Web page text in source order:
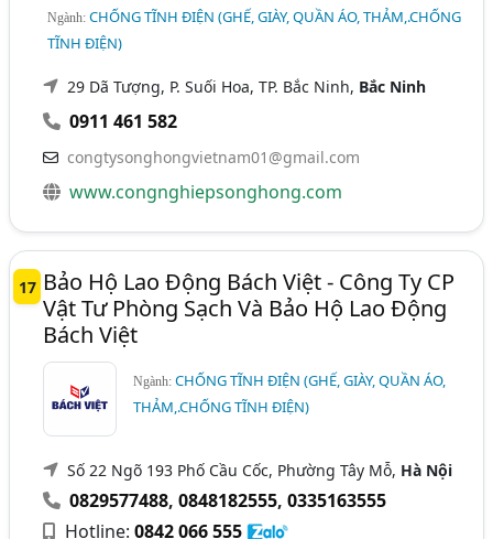
Ngành:CHỐNG TĨNH ĐIỆN (GHẾ, GIÀY, QUẦN ÁO, THẢM,.CHỐNG
TĨNH ĐIỆN)
29 Dã Tượng, P. Suối Hoa, TP. Bắc Ninh, Bắc Ninh
0911 461 582
congtysonghongvietnam01@gmail.com
www.congnghiepsonghong.com
17 Bảo Hộ Lao Động Bách Việt - Công Ty CP
Vật Tư Phòng Sạch Và Bảo Hộ Lao Động
Bách Việt
Ngành:CHỐNG TĨNH ĐIỆN (GHẾ, GIÀY, QUẦN ÁO,
THẢM,.CHỐNG TĨNH ĐIỆN)
Số 22 Ngõ 193 Phố Cầu Cốc, Phường Tây Mỗ, Hà Nội
0829577488,0848182555,0335163555
Hotline:0842 066 555